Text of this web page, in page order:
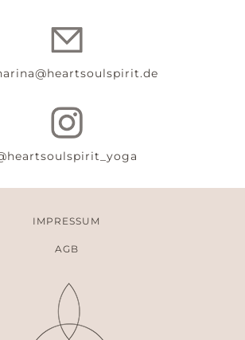
IMPRESSUM
AGB